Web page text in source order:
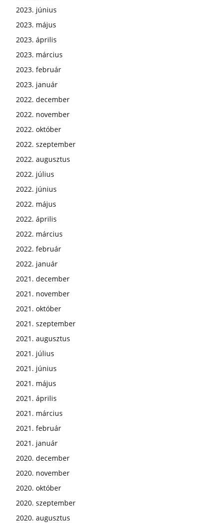
2023. június
2023. május
2023. április
2023. március
2023. február
2023. január
2022. december
2022. november
2022. október
2022. szeptember
2022. augusztus
2022. július
2022. június
2022. május
2022. április
2022. március
2022. február
2022. január
2021. december
2021. november
2021. október
2021. szeptember
2021. augusztus
2021. július
2021. június
2021. május
2021. április
2021. március
2021. február
2021. január
2020. december
2020. november
2020. október
2020. szeptember
2020. augusztus